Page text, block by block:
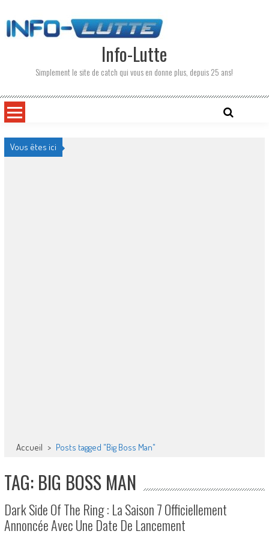
to
content
Info-Lutte
Simplement le site de catch qui vous en donne plus, depuis 25 ans!
Vous êtes ici
Accueil > Posts tagged "Big Boss Man"
TAG: BIG BOSS MAN
Dark Side Of The Ring : La Saison 7 Officiellement
Annoncée Avec Une Date De Lancement